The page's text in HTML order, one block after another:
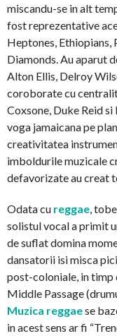
miscandu-se in alt
fost reprezentative
Heptones,
Diamonds. Au aparut
Alton Ellis, Delroy
coroborate cu
Coxsone, Duke Reid
voga jamaicana pe
creativitatea
imboldurile muzicale
defavorizate au creat
Odata cu reggae,
solistul vocal a primit
de suflat domina
dansatorii isi misca
post-coloniale, in
Middle Passage
Muzica reggaese
in acest sens ar fi